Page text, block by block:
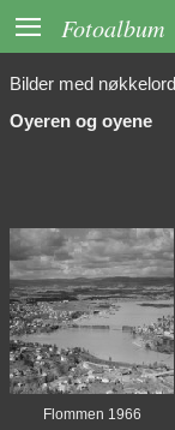
 Fotoalbum
Bilder med nøkkelord
Oyeren og oyene
Flommen 1966